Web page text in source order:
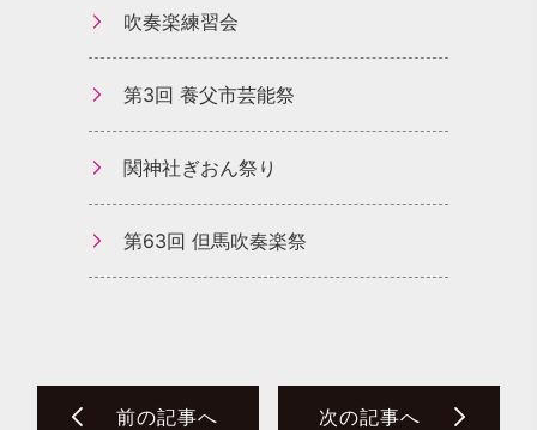
吹奏楽練習会
第3回 養父市芸能祭
関神社ぎおん祭り
第63回 但馬吹奏楽祭
前の記事へ 次の記事へ